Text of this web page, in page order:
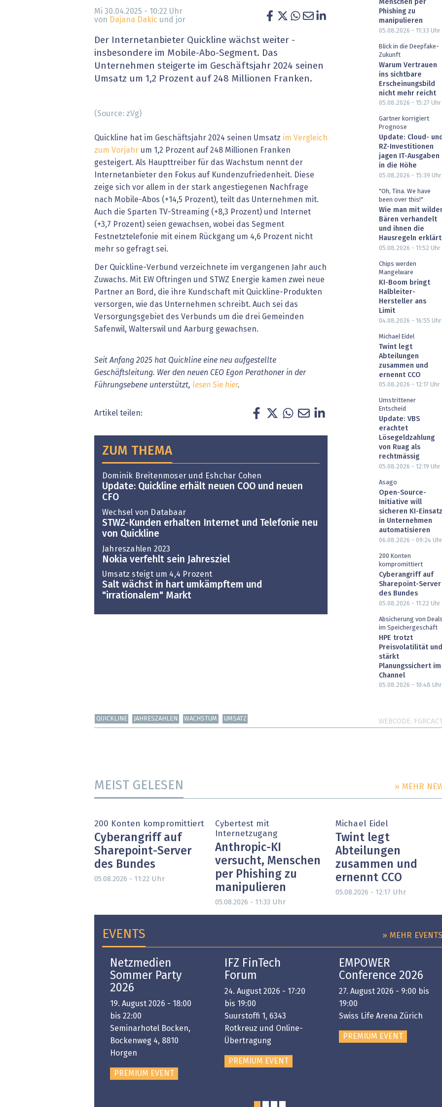
» alle News Gesundheit wird digital
Blockchain
EU-DSGVO
XaaS, Managed Services & Co.
IT for Health
Artificial Intelligence
Fintech & Insurtech
Professional AV & Digital Signage
Mi 30.04.2025 - 10:22 Uhr
von Dajana Dakic und jor
Der Internetanbieter Quickline wächst weiter -
insbesondere im Mobile-Abo-Segment. Das
Unternehmen steigerte im Geschäftsjahr 2024 seinen
Umsatz um 1,2 Prozent auf 248 Millionen Franken.
(Source: zVg)
Quickline hat im Geschäftsjahr 2024 seinen Umsatz im Vergleich
zum Vorjahr um 1,2 Prozent auf 248 Millionen Franken
gesteigert. Als Haupttreiber für das Wachstum nennt der
Internetanbieter den Fokus auf Kundenzufriedenheit. Diese
zeige sich vor allem in der stark angestiegenen Nachfrage
nach Mobile-Abos (+14,5 Prozent), teilt das Unternehmen mit.
Auch die Sparten TV-Streaming (+8,3 Prozent) und Internet
(+3,7 Prozent) seien gewachsen, wobei das Segment
Festnetztelefonie mit einem Rückgang um 4,6 Prozent nicht
mehr so gefragt sei.
Der Quickline-Verbund verzeichnete im vergangenen Jahr auch
Zuwachs. Mit EW Oftringen und STWZ Energie kamen zwei neue
Partner an Bord, die ihre Kundschaft mit Quickline-Produkten
versorgen, wie das Unternehmen schreibt. Auch sei das
Versorgungsgebiet des Verbunds um die drei Gemeinden
Safenwil, Walterswil und Aarburg gewachsen.
Seit Anfang 2025 hat Quickline eine neu aufgestellte
Geschäftsleitung. Wer den neuen CEO Egon Perathoner in der
Führungsebene unterstützt, lesen Sie hier.
Artikel teilen:
ZUM THEMA
Dominik Breitenmoser und Eshchar Cohen
Update: Quickline erhält neuen COO und neuen
CFO
Wechsel von Databaar
STWZ-Kunden erhalten Internet und Telefonie neu
von Quickline
Jahreszahlen 2023
Nokia verfehlt sein Jahresziel
Umsatz steigt um 4,4 Prozent
Salt wächst in hart umkämpftem und
"irrationalem" Markt
Menschen per
Phishing zu
manipulieren
05.08.2026 - 11:33 Uhr
Blick in die Deepfake-
Zukunft
Warum Vertrauen
ins sichtbare
Erscheinungsbild
nicht mehr reicht
05.08.2026 - 15:27 Uhr
Gartner korrigiert
Prognose
Update: Cloud- und
RZ-Investitionen
jagen IT-Ausgaben
in die Höhe
05.08.2026 - 15:39 Uhr
"Oh, Tina. We have
been over this!"
Wie man mit
Bären verhandelt
und ihnen die
Hausregeln erklärt
05.08.2026 - 11:52 Uhr
Chips werden
Mangelware
KI-Boom bringt
Halbleiter-
Hersteller ans
Limit
04.08.2026 - 16:55 Uhr
Michael Eidel
Twint legt
Abteilungen
zusammen und
ernennt CCO
05.08.2026 - 12:17 Uhr
Umstrittener
Entscheid
Update: VBS
erachtet
Lösegeldzahlung
von Ruag als
rechtmässig
05.08.2026 - 12:19 Uhr
Asago
Open-Source-
Initiative will
sicheren KI-Einsatz
in Unternehmen
automatisieren
06.08.2026 - 09:24 Uhr
200 Konten
kompromittiert
Cyberangriff auf
Sharepoint-Server
des Bundes
05.08.2026 - 11:22 Uhr
Absicherung von Deals
im Speichergeschäft
HPE trotzt
Preisvolatilität und
stärkt
Planungssichert im
Channel
05.08.2026 - 10:48 Uhr
QUICKLINE JAHRESZAHLEN WACHSTUM UMSATZ WEBCODE
MEIST GELESEN » MEHR
200 Konten kompromittiert
Cyberangriff auf
Sharepoint-Server
des Bundes
05.08.2026 - 11:22 Uhr
Cybertest mit
Internetzugang
Anthropic-KI
versucht, Menschen
per Phishing zu
manipulieren
05.08.2026 - 11:33 Uhr
Michael Eidel
Twint legt
Abteilungen
zusammen und
ernennt CCO
05.08.2026 - 12:17 Uhr
EVENTS » MEHR EVENTS
Netzmedien
Sommer Party
2026
19. August 2026 - 18:00
bis 22:00
Seminarhotel Bocken,
Bockenweg 4, 8810
Horgen
PREMIUM EVENT
IFZ FinTech
Forum
24. August 2026 - 17:20
bis 19:00
Suurstoffi 1, 6343
Rotkreuz und Online-
Übertragung
PREMIUM EVENT
EMPOWER
Conference 2026
27. August 2026 - 9:00 bis
19:00
Swiss Life Arena Zürich
PREMIUM EVENT